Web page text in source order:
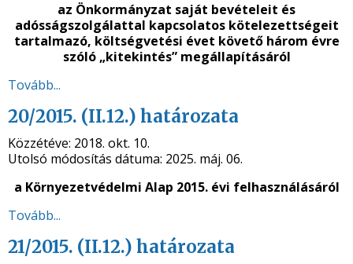
az Önkormányzat saját bevételeit és
adósságszolgálattal kapcsolatos kötelezettségeit
tartalmazó, költségvetési évet követő három évre
szóló „kitekintés” megállapításáról
Tovább...
20/2015. (II.12.) határozata
Közzétéve: 2018. okt. 10.
Utolsó módosítás dátuma: 2025. máj. 06.
a Környezetvédelmi Alap 2015. évi felhasználásáról
Tovább...
21/2015. (II.12.) határozata